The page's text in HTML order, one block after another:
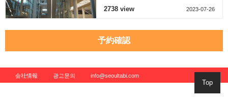
Top
へ、もし、ソウルで
2738 view 2023-07-26
予約確認
会社情報 광고문의 info@seoultabi.com